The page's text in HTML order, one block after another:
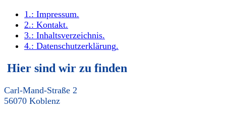
1.: Impressum.
2.: Kontakt.
3.: Inhaltsverzeichnis.
4.: Datenschutzerklärung.
Hier sind wir zu finden
Carl-Mand-Straße 2
56070 Koblenz